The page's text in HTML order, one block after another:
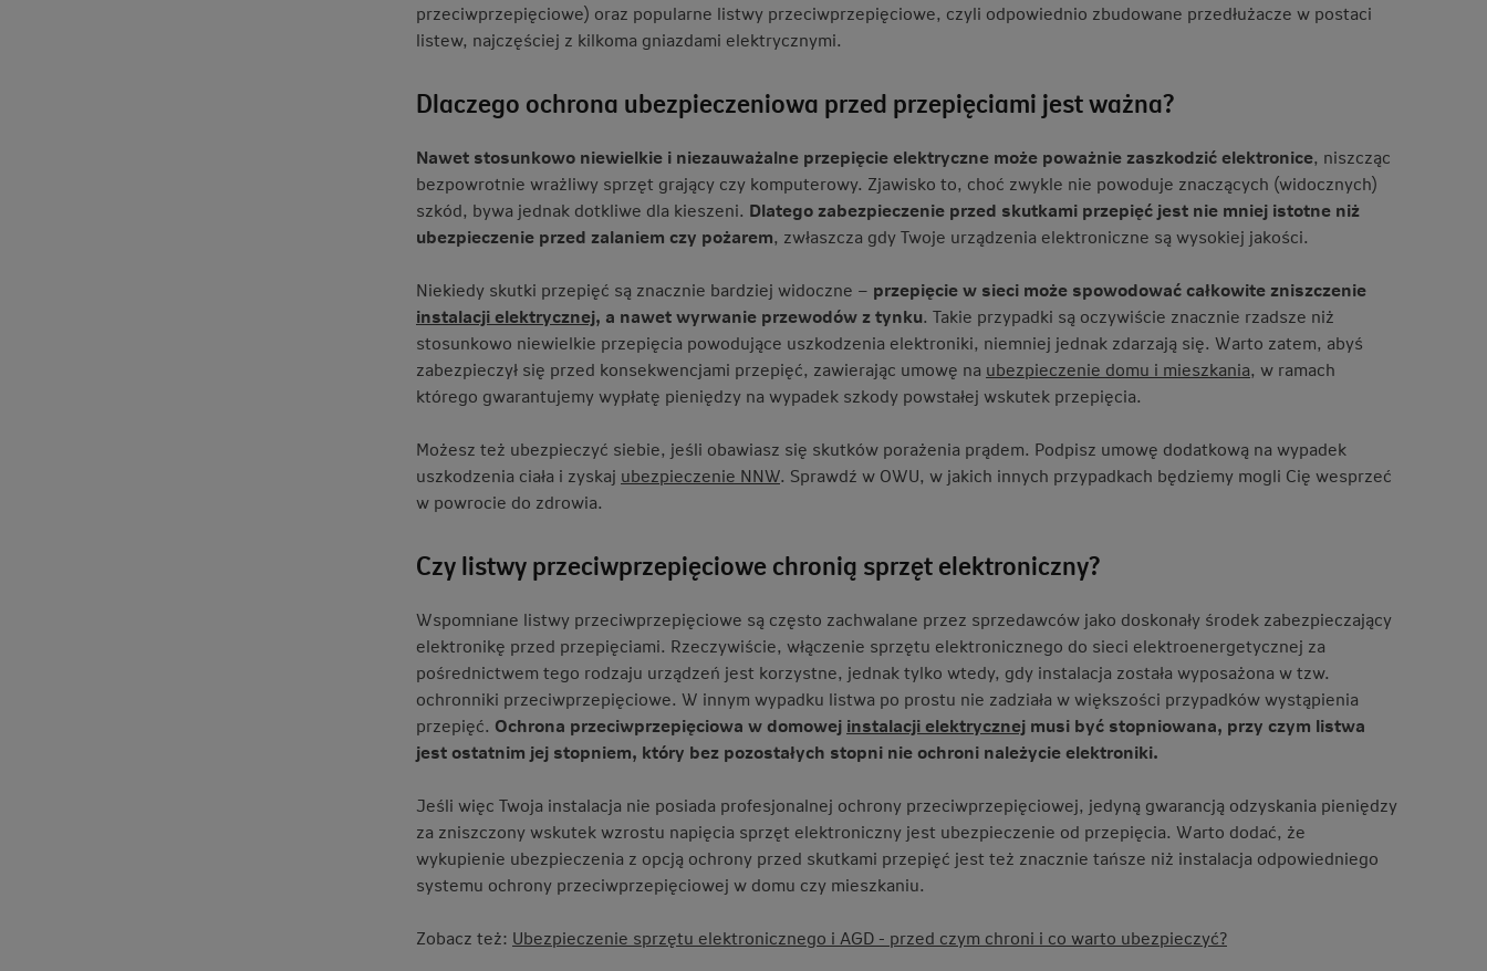
przeciwprzepięciowe) oraz popularne listwy przeciwprzepięciowe, czyli odpowiednio zbudowane przedłużacze w postaci
listew, najczęściej z kilkoma gniazdami elektrycznymi.
Dlaczego ochrona ubezpieczeniowa przed przepięciami jest ważna?
Nawet stosunkowo niewielkie i niezauważalne przepięcie elektryczne może poważnie zaszkodzić elektronice, niszcząc
bezpowrotnie wrażliwy sprzęt grający czy komputerowy. Zjawisko to, choć zwykle nie powoduje znaczących (widocznych)
szkód, bywa jednak dotkliwe dla kieszeni. Dlatego zabezpieczenie przed skutkami przepięć jest nie mniej istotne niż
ubezpieczenie przed zalaniem czy pożarem, zwłaszcza gdy Twoje urządzenia elektroniczne są wysokiej jakości.
Niekiedy skutki przepięć są znacznie bardziej widoczne – przepięcie w sieci może spowodować całkowite zniszczenie
instalacji elektrycznej, a nawet wyrwanie przewodów z tynku. Takie przypadki są oczywiście znacznie rzadsze niż
stosunkowo niewielkie przepięcia powodujące uszkodzenia elektroniki, niemniej jednak zdarzają się. Warto zatem, abyś
zabezpieczył się przed konsekwencjami przepięć, zawierając umowę na ubezpieczenie domu i mieszkania, w ramach
którego gwarantujemy wypłatę pieniędzy na wypadek szkody powstałej wskutek przepięcia.
Możesz też ubezpieczyć siebie, jeśli obawiasz się skutków porażenia prądem. Podpisz umowę dodatkową na wypadek
uszkodzenia ciała i zyskaj ubezpieczenie NNW. Sprawdź w OWU, w jakich innych przypadkach będziemy mogli Cię wesprzeć
w powrocie do zdrowia.
Czy listwy przeciwprzepięciowe chronią sprzęt elektroniczny?
Wspomniane listwy przeciwprzepięciowe są często zachwalane przez sprzedawców jako doskonały środek zabezpieczający
elektronikę przed przepięciami. Rzeczywiście, włączenie sprzętu elektronicznego do sieci elektroenergetycznej za
pośrednictwem tego rodzaju urządzeń jest korzystne, jednak tylko wtedy, gdy instalacja została wyposażona w tzw.
ochronniki przeciwprzepięciowe. W innym wypadku listwa po prostu nie zadziała w większości przypadków wystąpienia
przepięć. Ochrona przeciwprzepięciowa w domowej instalacji elektrycznej musi być stopniowana, przy czym listwa
jest ostatnim jej stopniem, który bez pozostałych stopni nie ochroni należycie elektroniki.
Jeśli więc Twoja instalacja nie posiada profesjonalnej ochrony przeciwprzepięciowej, jedyną gwarancją odzyskania pieniędzy
za zniszczony wskutek wzrostu napięcia sprzęt elektroniczny jest ubezpieczenie od przepięcia. Warto dodać, że
wykupienie ubezpieczenia z opcją ochrony przed skutkami przepięć jest też znacznie tańsze niż instalacja odpowiedniego
systemu ochrony przeciwprzepięciowej w domu czy mieszkaniu.
Zobacz też: Ubezpieczenie sprzętu elektronicznego i AGD - przed czym chroni i co warto ubezpieczyć?